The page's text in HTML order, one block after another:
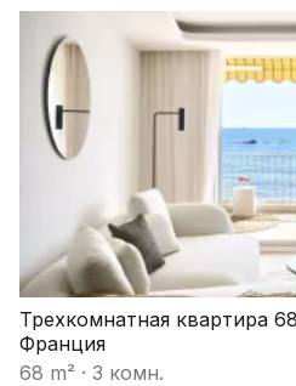
Трехкомнатная квартира
Франция
68 m² · 3 комн.